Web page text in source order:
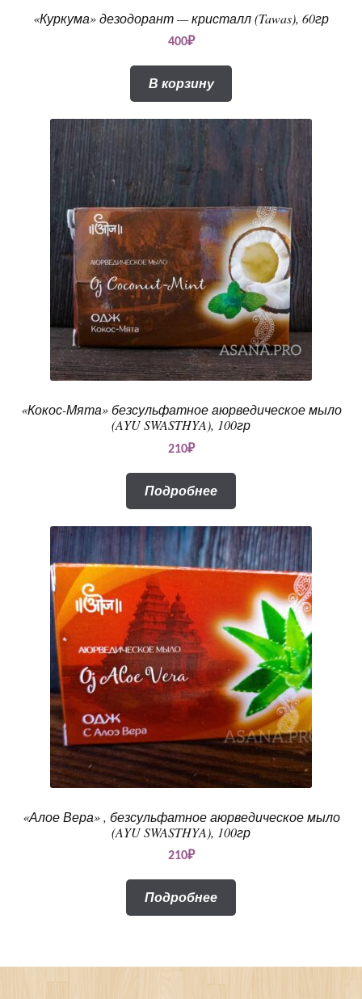
«Куркума» дезодорант — кристалл (Tawas), 60гр
400₽
В корзину
«Кокос-Мята» безсульфатное аюрведическое мыло
(AYU SWASTHYA), 100гр
210₽
Подробнее
«Алое Вера» , безсульфатное аюрведическое мыло
(AYU SWASTHYA), 100гр
210₽
Подробнее